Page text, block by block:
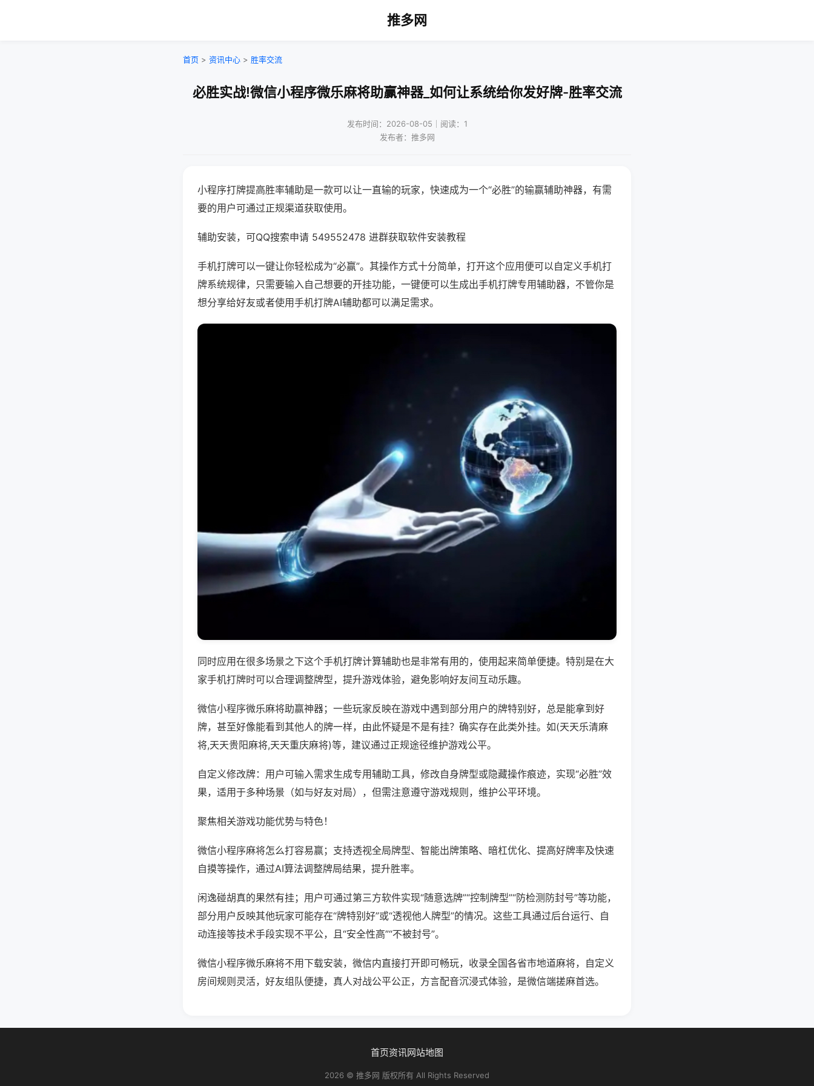
推多网
首页 > 资讯中心 > 胜率交流
必胜实战!微信小程序微乐麻将助赢神器_如何让系统给你发好牌-胜率交流
发布时间：2026-08-05｜阅读：1
发布者：推多网
小程序打牌提高胜率辅助是一款可以让一直输的玩家，快速成为一个“必胜”的输赢辅助神器，有需
要的用户可通过正规渠道获取使用。
辅助安装，可QQ搜索申请 549552478 进群获取软件安装教程
手机打牌可以一键让你轻松成为“必赢”。其操作方式十分简单，打开这个应用便可以自定义手机打
牌系统规律，只需要输入自己想要的开挂功能，一键便可以生成出手机打牌专用辅助器，不管你是
想分享给好友或者使用手机打牌AI辅助都可以满足需求。
同时应用在很多场景之下这个手机打牌计算辅助也是非常有用的，使用起来简单便捷。特别是在大
家手机打牌时可以合理调整牌型，提升游戏体验，避免影响好友间互动乐趣。
微信小程序微乐麻将助赢神器；一些玩家反映在游戏中遇到部分用户的牌特别好，总是能拿到好
牌，甚至好像能看到其他人的牌一样，由此怀疑是不是有挂？确实存在此类外挂。如(天天乐清麻
将,天天贵阳麻将,天天重庆麻将)等，建议通过正规途径维护游戏公平。
自定义修改牌：用户可输入需求生成专用辅助工具，修改自身牌型或隐藏操作痕迹，实现“必胜”效
果，适用于多种场景（如与好友对局），但需注意遵守游戏规则，维护公平环境。
聚焦相关游戏功能优势与特色！
微信小程序麻将怎么打容易赢；支持透视全局牌型、智能出牌策略、暗杠优化、提高好牌率及快速
自摸等操作，通过AI算法调整牌局结果，提升胜率。
闲逸碰胡真的果然有挂；用户可通过第三方软件实现“随意选牌”“控制牌型”“防检测防封号”等功能，
部分用户反映其他玩家可能存在“牌特别好”或“透视他人牌型”的情况。这些工具通过后台运行、自
动连接等技术手段实现不平公，且“安全性高”“不被封号”。
微信小程序微乐麻将不用下载安装，微信内直接打开即可畅玩，收录全国各省市地道麻将，自定义
房间规则灵活，好友组队便捷，真人对战公平公正，方言配音沉浸式体验，是微信端搓麻首选。
首页资讯网站地图
2026 © 推多网 版权所有 All Rights Reserved